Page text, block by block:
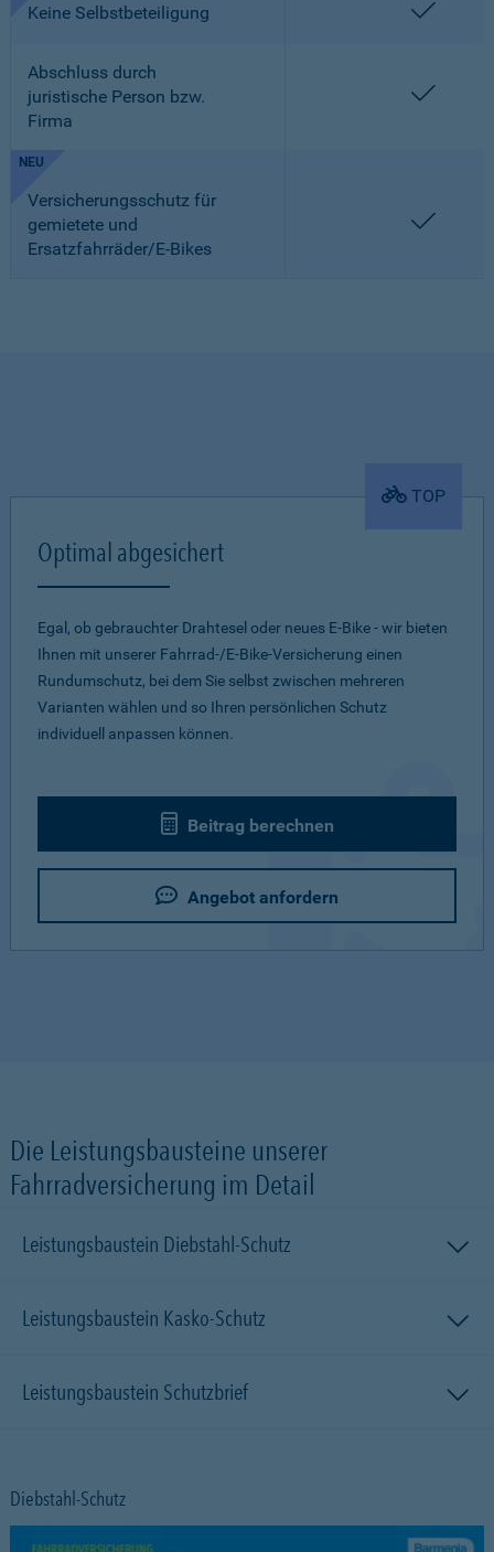
Keine Selbstbeteiligung
Abschluss durch
juristische Person bzw.
Firma
NEU
Versicherungsschutz für
gemietete und
Ersatzfahrräder/E-Bikes
TOP
Optimal abgesichert
Egal, ob gebrauchter Drahtesel oder neues E-Bike - wir bieten
Ihnen mit unserer Fahrrad-/E-Bike-Versicherung einen
Rundumschutz, bei dem Sie selbst zwischen mehreren
Varianten wählen und so Ihren persönlichen Schutz
individuell anpassen können.
Beitrag berechnen
Angebot anfordern
Die Leistungsbausteine unserer
Fahrradversicherung im Detail
Leistungsbaustein Diebstahl-Schutz
Leistungsbaustein Kasko-Schutz
Leistungsbaustein Schutzbrief
Diebstahl-Schutz